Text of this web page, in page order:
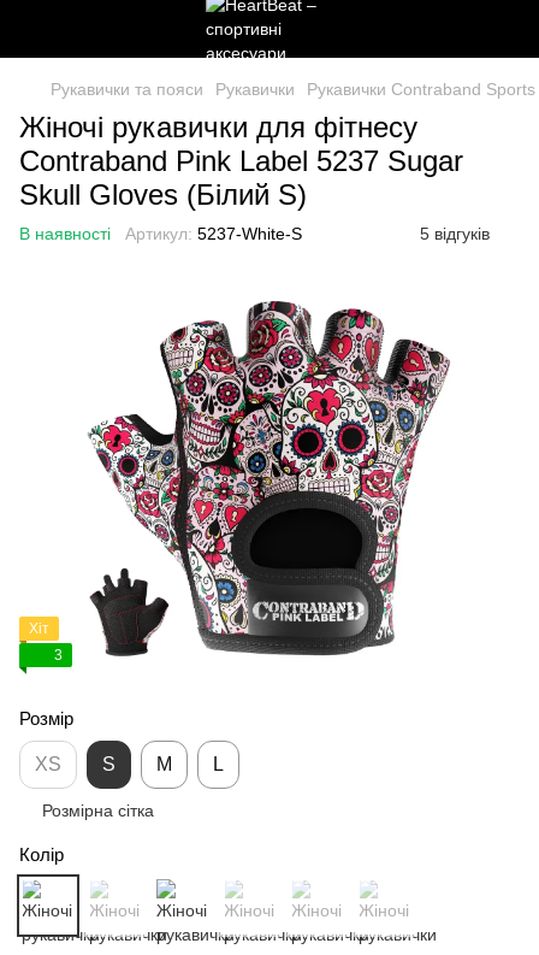
Рукавички та пояси Рукавички Рукавички Contraband Sports
Жіночі рукавички для фітнесу
Contraband Pink Label 5237 Sugar
Skull Gloves (Білий S)
В наявності Артикул: 5237-White-S 5 відгуків
Хіт
3
Розмір
XS S M L
Розмірна сітка
Колір